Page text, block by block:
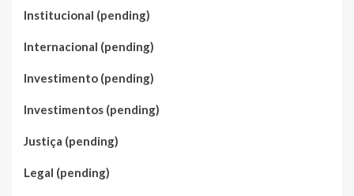
Institucional (pending)
Internacional (pending)
Investimento (pending)
Investimentos (pending)
Justiça (pending)
Legal (pending)